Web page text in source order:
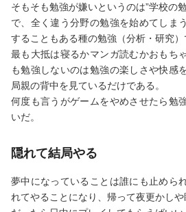
そもそも勉強が嫌いというのは”学校の
で、全く違う分野の勉強を始めてしま
することもある種の勉強（分析・研究）
最も大抵は寝るかマンガ読むかおもち
も勉強しないのは勉強の楽しさや快感
局親の背中を見ているだけである。
何度も言うがゲームをやめさせたら勉
いだ。
隠れて結局やる
夢中になっていることは誰にも止めら
れてやることになり、帰って夜更かしや